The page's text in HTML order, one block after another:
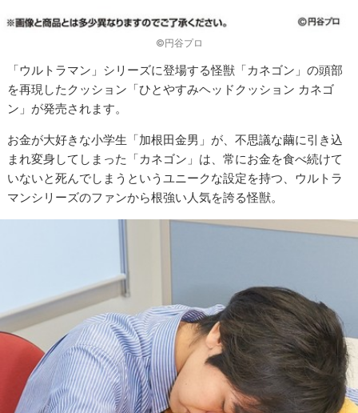
©円谷プロ
「ウルトラマン」シリーズに登場する怪獣「カネゴン」の頭部
を再現したクッション「ひとやすみヘッドクッション カネゴ
ン」が発売されます。
お金が大好きな小学生「加根田金男」が、不思議な繭に引き込
まれ変身してしまった「カネゴン」は、常にお金を食べ続けて
いないと死んでしまうというユニークな設定を持つ、ウルトラ
マンシリーズのファンから根強い人気を誇る怪獣。